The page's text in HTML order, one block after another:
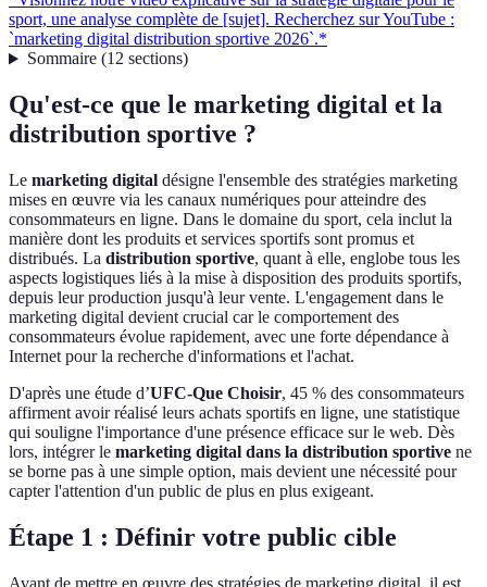
sport, une analyse complète de [sujet]. Recherchez sur YouTube :
`marketing digital distribution sportive 2026`.*
Sommaire(12 sections)
Qu'est-ce que le marketing digital et la
distribution sportive ?
Le marketing digital désigne l'ensemble des stratégies marketing
mises en œuvre via les canaux numériques pour atteindre des
consommateurs en ligne. Dans le domaine du sport, cela inclut la
manière dont les produits et services sportifs sont promus et
distribués. La distribution sportive, quant à elle, englobe tous les
aspects logistiques liés à la mise à disposition des produits sportifs,
depuis leur production jusqu'à leur vente. L'engagement dans le
marketing digital devient crucial car le comportement des
consommateurs évolue rapidement, avec une forte dépendance à
Internet pour la recherche d'informations et l'achat.
D'après une étude d’UFC-Que Choisir, 45 % des consommateurs
affirment avoir réalisé leurs achats sportifs en ligne, une statistique
qui souligne l'importance d'une présence efficace sur le web. Dès
lors, intégrer le marketing digital dans la distribution sportive ne
se borne pas à une simple option, mais devient une nécessité pour
capter l'attention d'un public de plus en plus exigeant.
Étape 1 : Définir votre public cible
Avant de mettre en œuvre des stratégies de marketing digital, il est